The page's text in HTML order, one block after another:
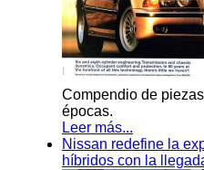
Compendio de
épocas.
Leer más...
Nissan redefine la
híbridos con la